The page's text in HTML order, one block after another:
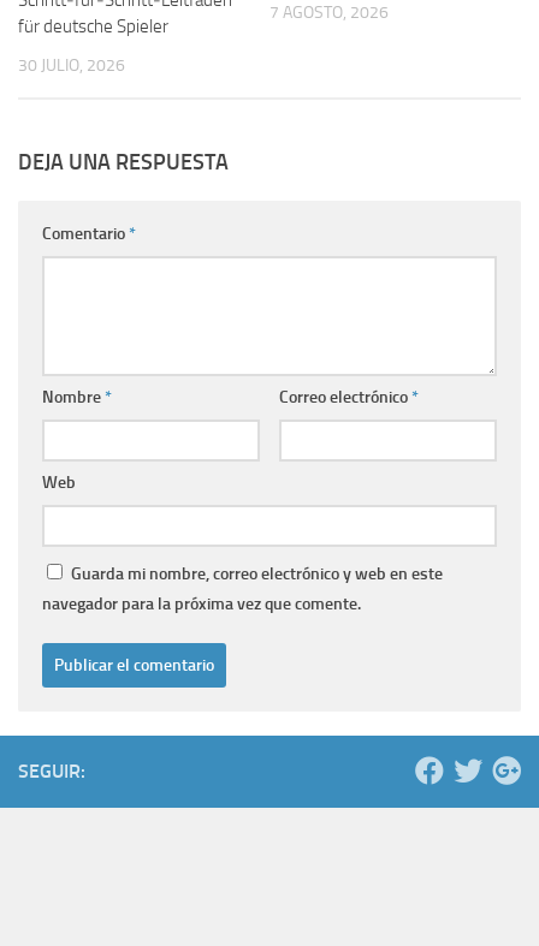
für deutsche Spieler
30 JULIO, 2026
7 AGOSTO, 2026
DEJA UNA RESPUESTA
Comentario*
Nombre* Correo electrónico*
Web
Guarda mi nombre, correo electrónico y web en este
navegador para la próxima vez que comente.
SEGUIR: